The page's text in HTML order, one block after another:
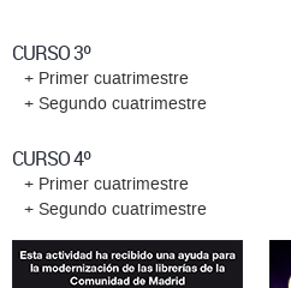
CURSO 3º
+ Primer cuatrimestre
+ Segundo cuatrimestre
CURSO 4º
+ Primer cuatrimestre
+ Segundo cuatrimestre